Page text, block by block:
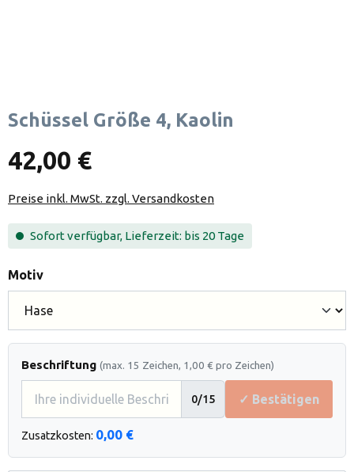
Schüssel Größe 4, Kaolin
42,00 €
Preise inkl. MwSt. zzgl. Versandkosten
Sofort verfügbar, Lieferzeit: bis 20 Tage
Motivauswählen
Beschriftung (max. 15 Zeichen, 1,00 € pro Zeichen)
0/15 ✓ Bestätigen
Zusatzkosten: 0,00 €